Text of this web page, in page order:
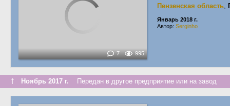
7 995
Пензенская область,
Январь 2018 г.
Автор: Serginho
↑ Ноябрь 2017 г. Передан в другое предприятие или на завод